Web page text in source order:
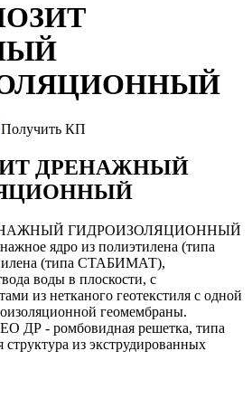
Получить КП
ДРЕНАЖНЫЙ
ГИДРОИЗОЛЯЦИОННЫЙ
ядро из полиэтилена (типа
(типа СТАБИМАТ),
воды в плоскости, с
из нетканого геотекстиля с одной
геомембраны.
ДР - ромбовидная решетка, типа
из экструдированных